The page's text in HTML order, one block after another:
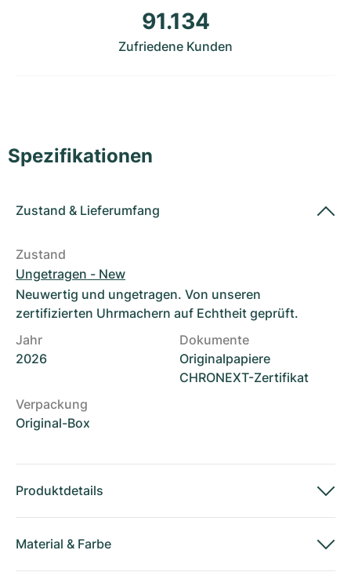
91.134
Zufriedene Kunden
Spezifikationen
Zustand & Lieferumfang
Zustand
Ungetragen - New
Neuwertig und ungetragen. Von unseren
zertifizierten Uhrmachern auf Echtheit geprüft.
Jahr
2026
Dokumente
Originalpapiere
CHRONEXT-Zertifikat
Verpackung
Original-Box
Produktdetails
Material & Farbe